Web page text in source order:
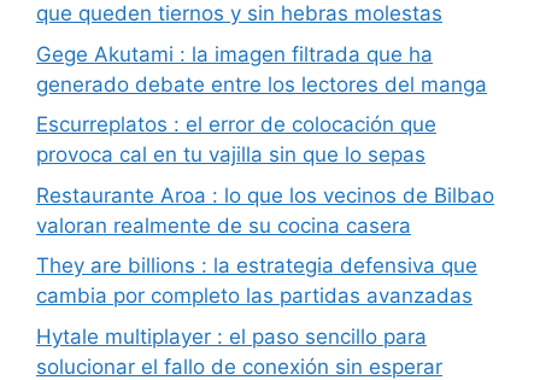
que queden tiernos y sin hebras molestas
Gege Akutami : la imagen filtrada que ha
generado debate entre los lectores del manga
Escurreplatos : el error de colocación que
provoca cal en tu vajilla sin que lo sepas
Restaurante Aroa : lo que los vecinos de Bilbao
valoran realmente de su cocina casera
They are billions : la estrategia defensiva que
cambia por completo las partidas avanzadas
Hytale multiplayer : el paso sencillo para
solucionar el fallo de conexión sin esperar